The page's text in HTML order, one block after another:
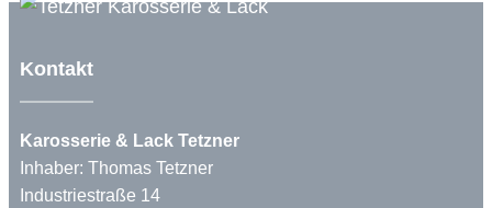
Kontakt
Karosserie & Lack Tetzner
Inhaber: Thomas Tetzner
Industriestraße 14